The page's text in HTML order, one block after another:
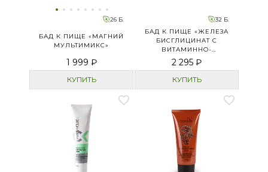
26 Б.
БАД К ПИЩЕ «МАГНИЙ
МУЛЬТИМИКС»
1 999 ₽
КУПИТЬ
32 Б.
БАД К ПИЩЕ «ЖЕЛЕЗА
БИСГЛИЦИНАТ С
ВИТАМИННО-
МИНЕРАЛЬНЫМ
КОМПЛЕКСОМ»
2 295 ₽
КУПИТЬ